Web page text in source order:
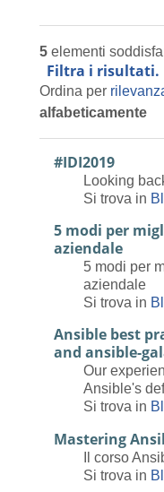
Progettazione
5 elementi
Filtra i risultati.
Ordina per
alfabeticamente
#IDI2019
Looking
Si trova in
5 modi per
aziendale
5 modi per
aziendale
Si trova in
Ansible best
and ansible-
Our
Ansible's
Si trova in
Mastering
Il corso
Si trova in